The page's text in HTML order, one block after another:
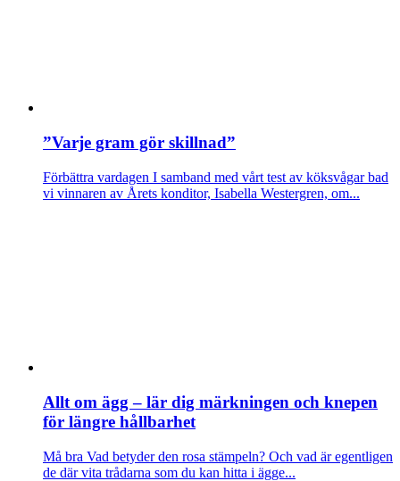
”Varje gram gör skillnad”
Förbättra vardagen I samband med vårt test av köksvågar bad
vi vinnaren av Årets konditor, Isabella Westergren, om...
Allt om ägg – lär dig märkningen och knepen
för längre hållbarhet
Må bra Vad betyder den rosa stämpeln? Och vad är egentligen
de där vita trådarna som du kan hitta i ägge...